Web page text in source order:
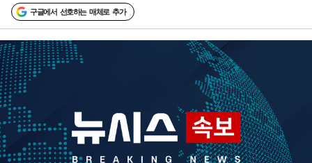
구글에서 선호하는 매체로 추가